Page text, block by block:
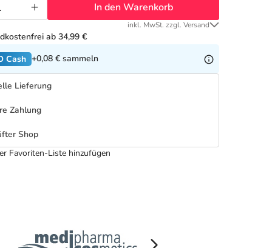
In den Warenkorb
inkl. MwSt. zzgl. Versand
ab 34,99 €
Cash +0,08 € sammeln
Lieferung
Zahlung
Shop
Favoriten-Liste hinzufügen